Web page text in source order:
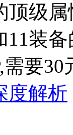
顶级
装
要
度解析